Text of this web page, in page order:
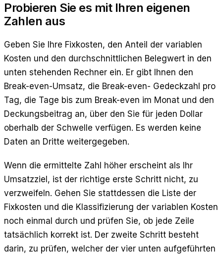
Probieren Sie es mit Ihren eigenen
Zahlen aus
Geben Sie Ihre Fixkosten, den Anteil der variablen
Kosten und den durchschnittlichen Belegwert in den
unten stehenden Rechner ein. Er gibt Ihnen den
Break-even-Umsatz, die Break-even- Gedeckzahl pro
Tag, die Tage bis zum Break-even im Monat und den
Deckungsbeitrag an, über den Sie für jeden Dollar
oberhalb der Schwelle verfügen. Es werden keine
Daten an Dritte weitergegeben.
Wenn die ermittelte Zahl höher erscheint als Ihr
Umsatzziel, ist der richtige erste Schritt nicht, zu
verzweifeln. Gehen Sie stattdessen die Liste der
Fixkosten und die Klassifizierung der variablen Kosten
noch einmal durch und prüfen Sie, ob jede Zeile
tatsächlich korrekt ist. Der zweite Schritt besteht
darin, zu prüfen, welcher der vier unten aufgeführten